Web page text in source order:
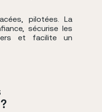
pilotées. La
sécurise les
et facilite un